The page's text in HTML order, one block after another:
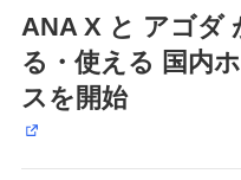
ANA X と アゴダ
る・使える 国内
スを開始